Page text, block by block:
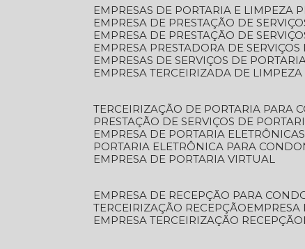
EMPRESAS DE PORTARIA E LIMPEZA
EMPRESA DE PRESTAÇÃO DE
EMPRESA DE PRESTAÇÃO DE
EMPRESA PRESTADORA DE
EMPRESAS DE SERVIÇOS DE
EMPRESA TERCEIRIZADA DE
TERCEIRIZAÇÃO DE PORTARIA PARA
PRESTAÇÃO DE SERVIÇOS DE
EMPRESA DE PORTARIA ELETRÔNICA
PORTARIA ELETRÔNICA PARA
EMPRESA DE PORTARIA VIRTUAL
EMPRESA DE RECEPÇÃO PARA
TERCEIRIZAÇÃO RECEPÇÃO
EMPRESA TERCEIRIZAÇÃO RECEPÇÃO